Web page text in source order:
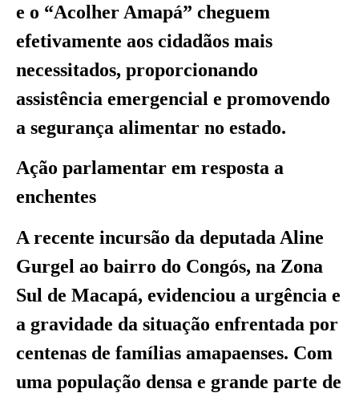
e o “Acolher Amapá” cheguem
efetivamente aos cidadãos mais
necessitados, proporcionando
assistência emergencial e promovendo
a segurança alimentar no estado.
Ação parlamentar em resposta a
enchentes
A recente incursão da deputada Aline
Gurgel ao bairro do Congós, na Zona
Sul de Macapá, evidenciou a urgência e
a gravidade da situação enfrentada por
centenas de famílias amapaenses. Com
uma população densa e grande parte de